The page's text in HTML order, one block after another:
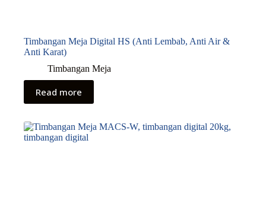
Timbangan Meja Digital HS (Anti Lembab, Anti Air &
Anti Karat)
Timbangan Meja
Read more